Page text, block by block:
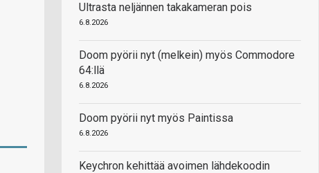
Ultrasta neljännen takakameran pois
6.8.2026
Doom pyörii nyt (melkein) myös Commodore
64:llä
6.8.2026
Doom pyörii nyt myös Paintissa
6.8.2026
Keychron kehittää avoimen lähdekoodin